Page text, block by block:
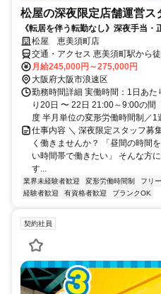
松屋の深夜限定店舗運営ス
《転居を伴う転勤なし》深夜手当
松屋 恵美須町店
交通・アクセス 恵美須町駅から
月給245,000円～275,000円
大阪府大阪市浪速区
勤務時間詳細 実働時間：1日あ
り20日 〜 22日 21:00～9:00の間
度 半月単位の変形労働時間制／1
仕事内容 ＼ 深夜限定スタッフ募
く働きませんか？ 「昼間の時間
い時間帯で働きたい」 そんな方
す...
業界未経験者歓迎 変形労働時間制 フリ
経験者歓迎
有資格者歓迎 ブランクOK
契約社員